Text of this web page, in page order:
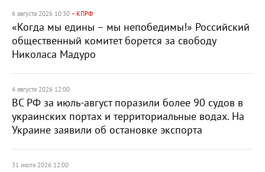
6 августа 2026 10:30 – КПРФ
«Когда мы едины – мы непобедимы!» Российский
общественный комитет борется за свободу
Николаса Мадуро
4 августа 2026 12:00
ВС РФ за июль-август поразили более 90 судов в
украинских портах и территориальные водах. На
Украине заявили об остановке экспорта
31 июля 2026 12:00